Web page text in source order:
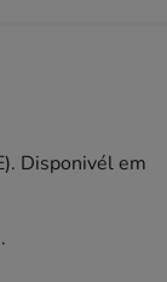
Disponivél em